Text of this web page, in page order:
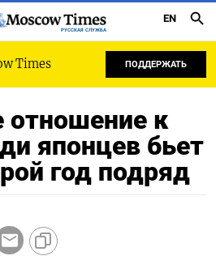
РУССКАЯ СЛУЖБА
EN
Times ПОДДЕРЖАТЬ
отношение к
японцев бьет
год подряд